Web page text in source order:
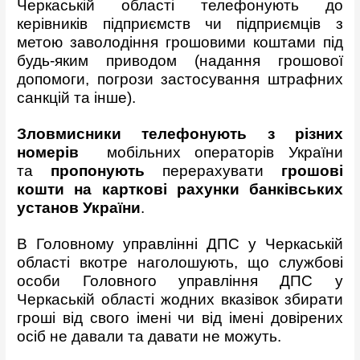
Черкаській області телефонують до
керівників підприємств чи підприємців з
метою заволодіння грошовими коштами під
будь-яким приводом (надання грошової
допомоги, погрози застосування штрафних
санкцій та інше).
Зловмисники телефонують з різних
номерів
мобільних операторів України
та
пропонують перерахувати
грошові
кошти на карткові рахунки банківських
установ України.
В Головному управлінні ДПС у Черкаській
області вкотре наголошують, що службові
особи Головного управління ДПС у
Черкаській області жодних вказівок збирати
гроші від свого імені чи від імені довірених
осіб не давали та давати не можуть.